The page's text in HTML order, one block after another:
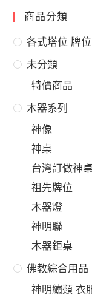
商品分類
各式塔位 牌
未分類
特價商品
木器系列
神像
神桌
台灣訂做神桌
祖先牌位
木器燈
神明聯
木器鉅桌
佛教綜合用品
神明繡類 衣